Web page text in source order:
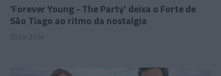
'Forever Young - The Party' deixa o Forte de
São Tiago ao ritmo da nostalgia
30 Jun 21:54